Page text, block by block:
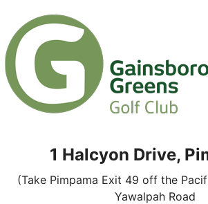
1 Halcyon Drive,
(Take Pimpama Exit 49 off the
Yawalpah Road